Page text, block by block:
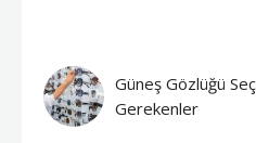
Güneş Gözlüğü
Gerekenler